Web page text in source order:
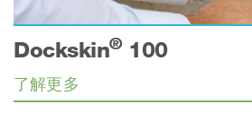
Dockskin®100
了解更多